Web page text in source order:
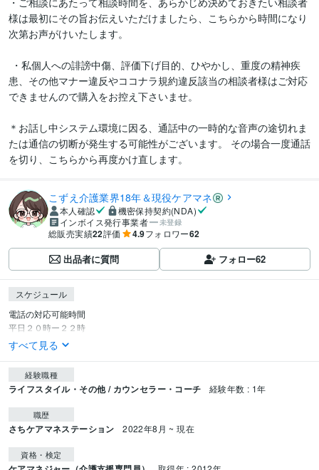
様は最初にその旨お伝えいただけましたら、こちらから時間になり
次第お声がけいたします。
患、その他マナー違反やココナラ規約違反該当の相談者様はご対応
できませんので購入をお控え下さいませ。
＊お話し中システム環境に因る、通話中の一時的な音声の途切れま
たは通信の切断が発生する可能性がございます。 その場合一度通話
を切り、こちらから再度かけ直します。
こずえ介護業界18年＆現役ケアマネ
本人確認
機密保持契約(NDA)
インボイス発行事業者
未登録
総販売実績22評価 4.9フォロワー62
出品者に質問 フォロー62
スケジュール
電話の対応可能時間
平日２０時ー２２時
すべて見る
経験職種
ライフスタイル・その他 / カウンセラー・コーチ 経験年数 : 1年
職歴
さちケアマネステーション 2022年8月 ~ 現在
資格・検定